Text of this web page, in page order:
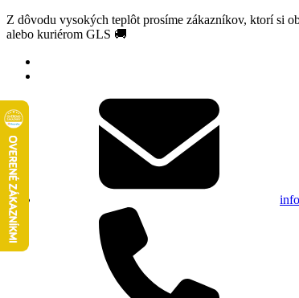
Z dôvodu vysokých teplôt prosíme zákazníkov, ktorí si
alebo kuriérom GLS 🚚